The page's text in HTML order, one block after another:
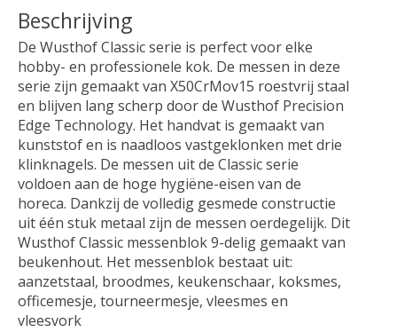
Beschrijving
De Wusthof Classic serie is perfect voor elke
hobby- en professionele kok. De messen in deze
serie zijn gemaakt van X50CrMov15 roestvrij staal
en blijven lang scherp door de Wusthof Precision
Edge Technology. Het handvat is gemaakt van
kunststof en is naadloos vastgeklonken met drie
klinknagels. De messen uit de Classic serie
voldoen aan de hoge hygiëne-eisen van de
horeca. Dankzij de volledig gesmede constructie
uit één stuk metaal zijn de messen oerdegelijk. Dit
Wusthof Classic messenblok 9-delig gemaakt van
beukenhout. Het messenblok bestaat uit:
aanzetstaal, broodmes, keukenschaar, koksmes,
officemesje, tourneermesje, vleesmes en
vleesvork